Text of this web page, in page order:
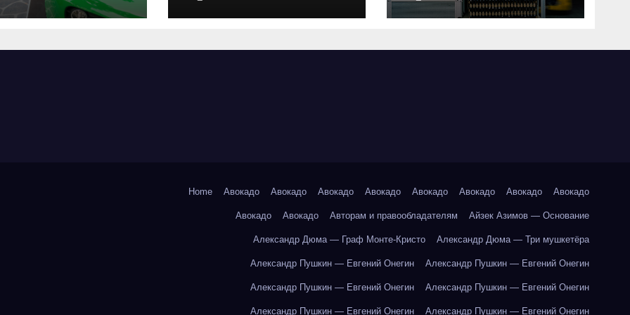
запчастей и
выполнения работ
критерии подбора
Home Авокадо Авокадо Авокадо Авокадо Авокадо Авокадо Авокадо Авокадо
Авокадо Авокадо Авторам и правообладателям Айзек Азимов — Основание
Александр Дюма — Граф Монте-Кристо Александр Дюма — Три мушкетёра
Александр Пушкин — Евгений Онегин Александр Пушкин — Евгений Онегин
Александр Пушкин — Евгений Онегин Александр Пушкин — Евгений Онегин
Александр Пушкин — Евгений Онегин Александр Пушкин — Евгений Онегин